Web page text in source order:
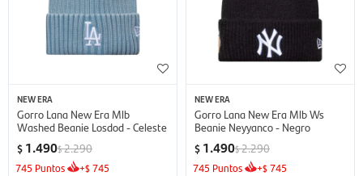
NEW ERA
Gorro Lana New Era Mlb
Washed Beanie Losdod - Celeste
$ 1.490$2.290
745 Puntos +$745
NEW ERA
Gorro Lana New Era Mlb Ws
Beanie Neyyanco - Negro
$ 1.490$2.290
745 Puntos +$745